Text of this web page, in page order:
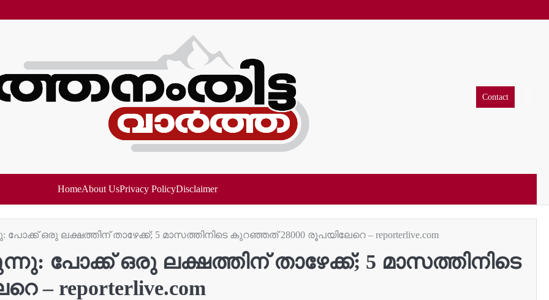
Contact
HomeAbout UsPrivacy PolicyDisclaimer
ഒരു ലക്ഷത്തിന് താഴേക്ക്; 5 മാസത്തിനിടെ കുറഞ്ഞത് 28000 രൂപയിലേറെ – reporterlive.com
ഒരു ലക്ഷത്തിന് താഴേക്ക്; 5 മാസത്തിനിടെ
– reporterlive.com